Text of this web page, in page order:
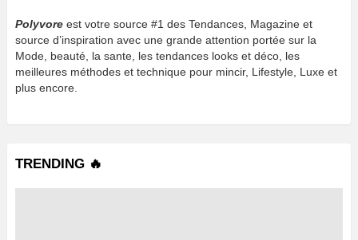
Polyvore est votre source #1 des Tendances, Magazine et
source d’inspiration avec une grande attention portée sur la
Mode, beauté, la sante, les tendances looks et déco, les
meilleures méthodes et technique pour mincir, Lifestyle, Luxe et
plus encore.
TRENDING 🔥